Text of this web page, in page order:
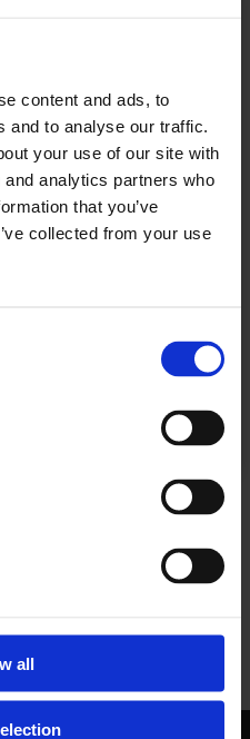
content and ads, to
and to analyse our traffic.
your use of our site with
analytics partners who
that you’ve
collected from your use
all
Logg inn her
du logge inn eller
tilbud